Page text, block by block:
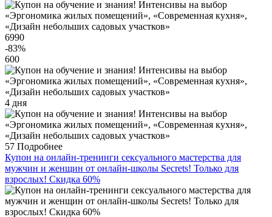
6990
-83%
600
4 дня
57 Подробнее
Купон на онлайн-тренинги сексуального мастерства для
мужчин и женщин от онлайн-школы Secrets! Только для
взрослых! Скидка 60%